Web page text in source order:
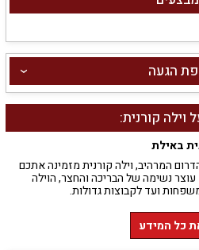
הגעה
וילה קורנית:
באילת
המרהיב, וילה קורנית מזמינה אתכם
נשימה של הבריכה והחצר, הוילה
ועד לקבוצות גדולות.
הוילה המרווחת מתפרשת על פני 300 מ"ר בנוי ושטח כולל של 600 מ"ר,
כל המידע